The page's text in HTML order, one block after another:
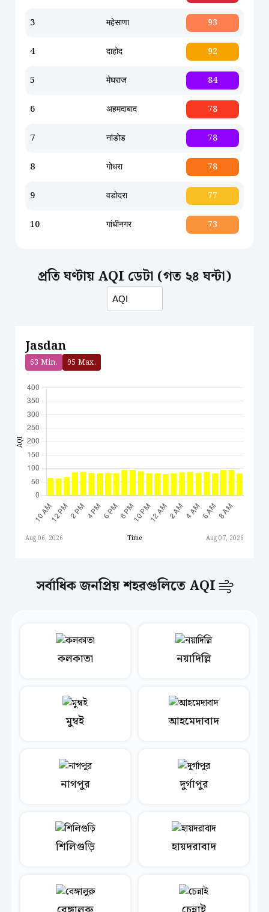
3 महेसाणा 93
4 दाहोद 92
5 मेघराज 84
6 अहमदाबाद 78
7 नांडोड 78
8 गोधरा 78
9 वडोदरा 77
10 गांधीनगर 73
প্রতি ঘণ্টায় AQI ডেটা (গত ২৪ ঘন্টা)
Jasdan
63 Min. 95 Max.
AQI
Aug 06, 2026 Time Aug 07, 2026
সর্বাধিক জনপ্রিয় শহরগুলিতে AQI
কলকাতা নয়াদিল্লি
মুম্বই আহমেদাবাদ
নাগপুর দুর্গাপুর
শিলিগুড়ি হায়দরাবাদ